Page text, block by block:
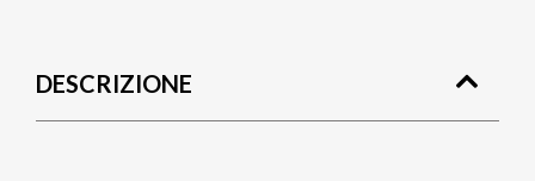
pane
DESCRIZIONE